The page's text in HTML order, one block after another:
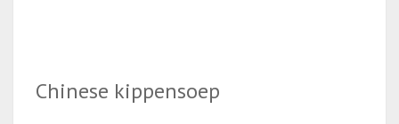
Chinese kippensoep